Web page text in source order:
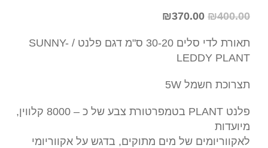
₪400.00
₪370.00
תאורת לדי סלים 30-20 ס"מ דגם פלנט / SUNNY-
LEDDY PLANT
תצרוכת חשמל 5W
פלנט PLANT בטמפרטורת צבע של כ – 8000 קלווין,
מיועדות
לאקווריומים של מים מתוקים, בדגש על אקווריומי